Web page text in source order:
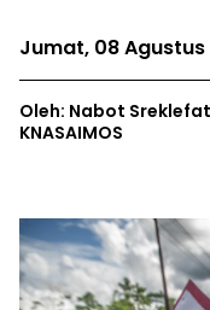
Jumat, 08 Agustus
Oleh: Nabot Sreklefat,
KNASAIMOS